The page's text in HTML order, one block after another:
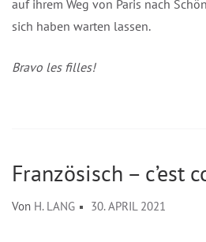
auf ihrem Weg von Paris nach
sich haben warten lassen.
Bravo les filles!
Französisch – c’est
Von H. LANG 30. APRIL 2021